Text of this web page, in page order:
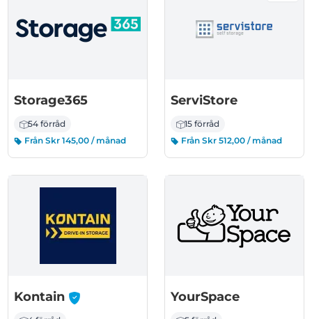
Storage365
54 förråd
Från Skr 145,00 / månad
ServiStore
15 förråd
Från Skr 512,00 / månad
Kontain - YourSpace